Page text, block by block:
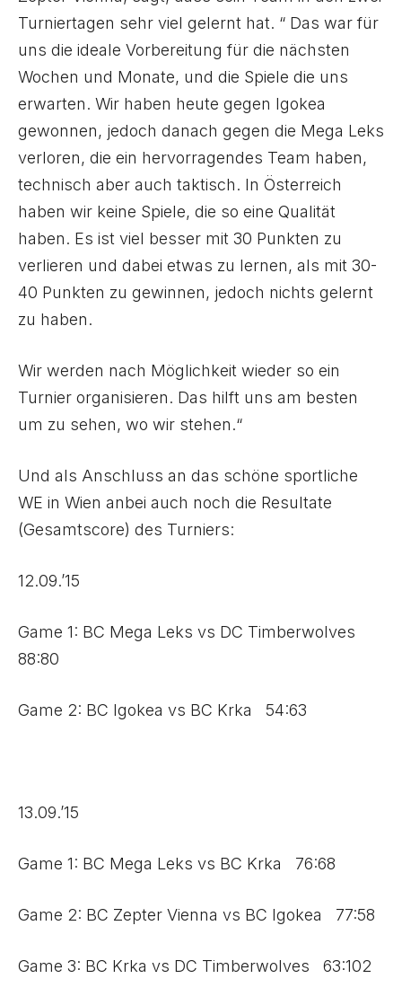
Turniertagen sehr viel gelernt hat. “ Das war für
uns die ideale Vorbereitung für die nächsten
Wochen und Monate, und die Spiele die uns
erwarten. Wir haben heute gegen Igokea
gewonnen, jedoch danach gegen die Mega Leks
verloren, die ein hervorragendes Team haben,
technisch aber auch taktisch. In Österreich
haben wir keine Spiele, die so eine Qualität
haben. Es ist viel besser mit 30 Punkten zu
verlieren und dabei etwas zu lernen, als mit 30-
40 Punkten zu gewinnen, jedoch nichts gelernt
zu haben.
Wir werden nach Möglichkeit wieder so ein
Turnier organisieren. Das hilft uns am besten
um zu sehen, wo wir stehen.“
Und als Anschluss an das schöne sportliche
WE in Wien anbei auch noch die Resultate
(Gesamtscore) des Turniers:
12.09.’15
Game 1: BC Mega Leks vs DC Timberwolves
88:80
Game 2: BC Igokea vs BC Krka 54:63
13.09.’15
Game 1: BC Mega Leks vs BC Krka 76:68
Game 2: BC Zepter Vienna vs BC Igokea 77:58
Game 3: BC Krka vs DC Timberwolves 63:102